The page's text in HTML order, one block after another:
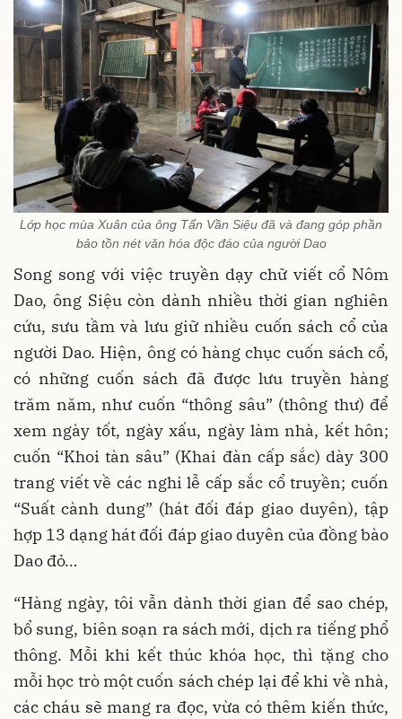
Lớp học mùa Xuân của ông Tẩn Vần Siệu đã và đang góp phần
bảo tồn nét văn hóa độc đáo của người Dao
Song song với việc truyền dạy chữ viết cổ Nôm
Dao, ông Siệu còn dành nhiều thời gian nghiên
cứu, sưu tầm và lưu giữ nhiều cuốn sách cổ của
người Dao. Hiện, ông có hàng chục cuốn sách cổ,
có những cuốn sách đã được lưu truyền hàng
trăm năm, như cuốn “thông sâu” (thông thư) để
xem ngày tốt, ngày xấu, ngày làm nhà, kết hôn;
cuốn “Khoi tàn sâu” (Khai đàn cấp sắc) dày 300
trang viết về các nghi lễ cấp sắc cổ truyền; cuốn
“Suất cành dung” (hát đối đáp giao duyên), tập
hợp 13 dạng hát đối đáp giao duyên của đồng bào
Dao đỏ…
“Hàng ngày, tôi vẫn dành thời gian để sao chép,
bổ sung, biên soạn ra sách mới, dịch ra tiếng phổ
thông. Mỗi khi kết thúc khóa học, thì tặng cho
mỗi học trò một cuốn sách chép lại để khi về nhà,
các cháu sẽ mang ra đọc, vừa có thêm kiến thức,